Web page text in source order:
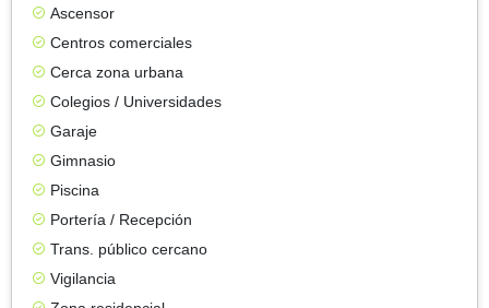
Ascensor
Centros comerciales
Cerca zona urbana
Colegios / Universidades
Garaje
Gimnasio
Piscina
Portería / Recepción
Trans. público cercano
Vigilancia